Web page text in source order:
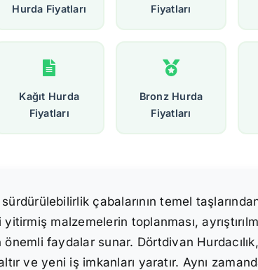
Hurda Fiyatları
Fiyatları
Kağıt Hurda
Fiyatları
Bronz Hurda
Fiyatları
çabalarının temel
yitirmiş malzemelerin toplanması,
faydalar sunar. Dörtdivan
ve yeni iş imkanları yaratır. Aynı